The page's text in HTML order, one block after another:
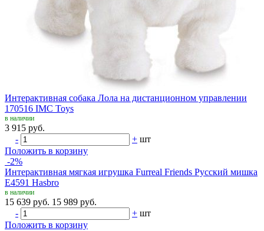
Интерактивная собака Лола на дистанционном управлении
170516 IMC Toys
в наличии
3 915 руб.
-
+ шт
Положить в корзину
-2%
Интерактивная мягкая игрушка Furreal Friends Русский мишка
E4591 Hasbro
в наличии
15 639 руб. 15 989 руб.
-
+ шт
Положить в корзину